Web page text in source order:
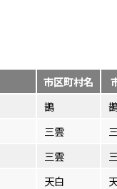
市区町村名
鵲
三雲
三雲
天白